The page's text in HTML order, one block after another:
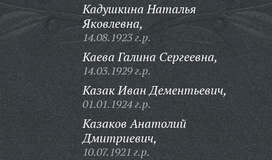
Кадушкина Наталья
Яковлевна,
14.08.1923 г.р.
Каева Галина Сергеевна,
14.03.1929 г.р.
Казак Иван Дементьевич,
01.01.1924 г.р.
Казаков Анатолий
Дмитриевич,
10.07.1921 г.р.